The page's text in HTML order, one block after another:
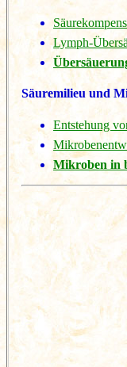
Lymph-
Säuremilieu und
Entstehung
Mikroben in